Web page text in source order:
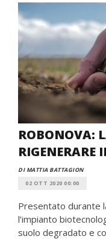
ROBONOVA:
RIGENERARE
DI MATTIA BATTAGION
02 OTT 2020 00:00
Presentato durante
l’impianto
suolo degradato e